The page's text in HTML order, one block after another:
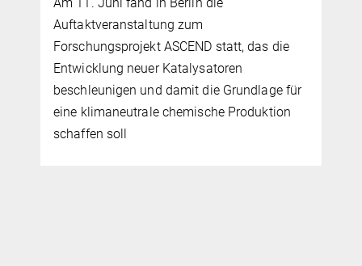
Auftaktveranstaltung zum
Forschungsprojekt ASCEND statt, das die
Entwicklung neuer Katalysatoren
beschleunigen und damit die Grundlage für
eine klimaneutrale chemische Produktion
schaffen soll